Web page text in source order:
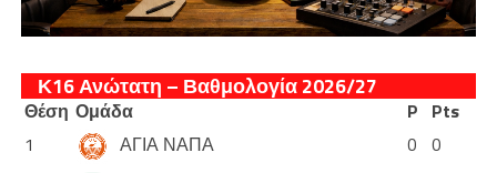
Κ16 Ανώτατη – Βαθμολογία 2026/27
Θέση Ομάδα P Pts
1
ΑΓΙΑ ΝΑΠΑ 0 0